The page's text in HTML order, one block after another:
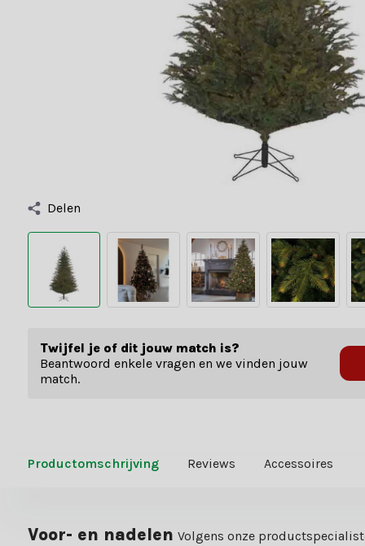
Delen
Twijfel je of dit jouw match is?
Beantwoord enkele vragen en we vinden jouw
match.
Productomschrijving Reviews Accessoires
Voor- en nadelen Volgens onze